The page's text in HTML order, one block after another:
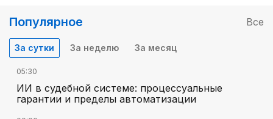
Популярное Все
За сутки За неделю За месяц
05:30
ИИ в судебной системе: процессуальные
гарантии и пределы автоматизации